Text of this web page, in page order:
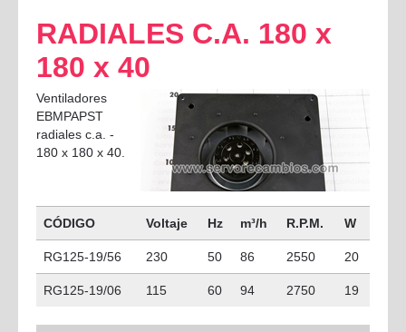
RADIALES C.A. 180 x
180 x 40
Ventiladores
EBMPAPST
radiales c.a. -
180 x 180 x 40.
CÓDIGO Voltaje Hz m³/h R.P.M. W
RG125-19/56 230 50 86 2550 20
RG125-19/06 115 60 94 2750 19